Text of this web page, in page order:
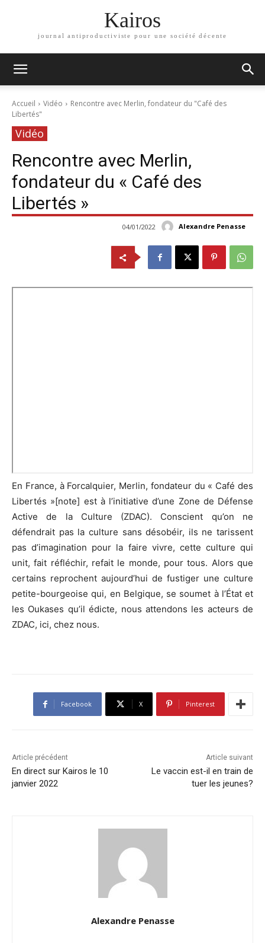
Kairos
journal antiproductiviste pour une société décente
Accueil Vidéo
Rencontre avec Merlin, fondateur du "Café des
Libertés"
Vidéo
Rencontre avec Merlin,
fondateur du « Café des
Libertés »
Alexandre Penasse
04/01/2022
En France, à Forcalquier, Merlin, fondateur du « Café des
Libertés »[note] est à l’initiative d’une Zone de Défense
Active de la Culture (ZDAC). Conscient qu’on ne
défendrait pas la culture sans désobéir, ils ne tarissent
pas d’imagination pour la faire vivre, cette culture qui
unit, fait réfléchir, refait le monde, pour tous. Alors que
certains reprochent aujourd’hui de fustiger une culture
petite-bourgeoise qui, en Belgique, se soumet à l’État et
les Oukases qu’il édicte, nous attendons les acteurs de
ZDAC, ici, chez nous.
Facebook X Pinterest
Article précédent
En direct sur Kairos le 10
janvier 2022
Article suivant
Le vaccin est-il en train de
tuer les jeunes?
Alexandre Penasse